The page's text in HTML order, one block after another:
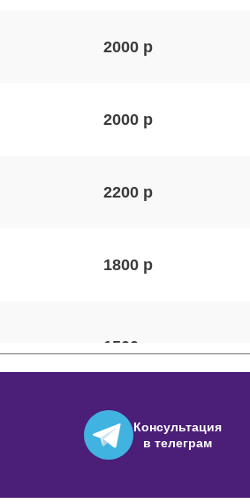
2000
2000
2200
1800
1500
1200
Консультация
в телеграм